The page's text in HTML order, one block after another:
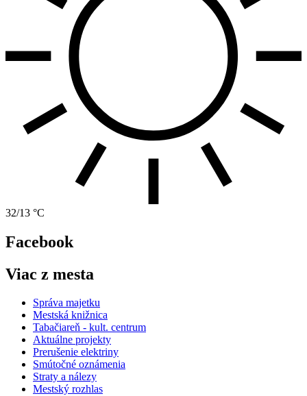
32/13 °C
Facebook
Viac z mesta
Správa majetku
Mestská knižnica
Tabačiareň - kult. centrum
Aktuálne projekty
Prerušenie elektriny
Smútočné oznámenia
Straty a nálezy
Mestský rozhlas